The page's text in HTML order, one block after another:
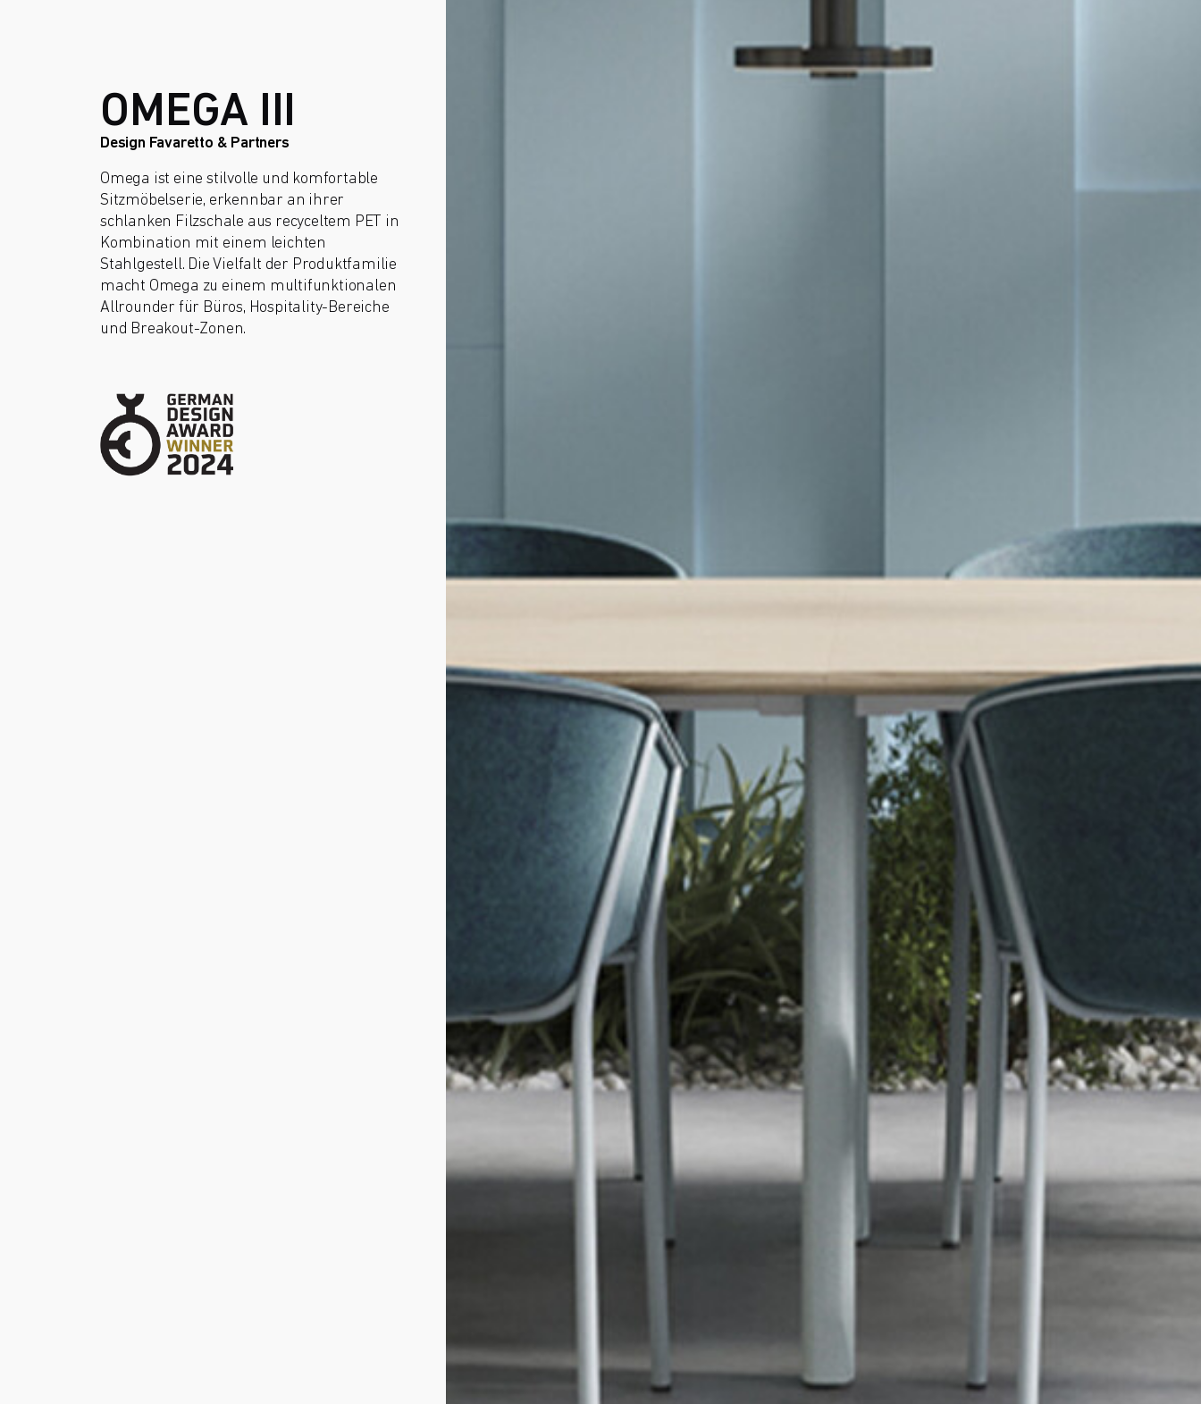
OMEGA III
Design Favaretto & Partners
Omega ist eine stilvolle und komfortable
Sitzmöbelserie, erkennbar an ihrer
schlanken Filzschale aus recyceltem PET in
Kombination mit einem leichten
Stahlgestell. Die Vielfalt der Produktfamilie
macht Omega zu einem multifunktionalen
Allrounder für Büros, Hospitality-Bereiche
und Breakout-Zonen.